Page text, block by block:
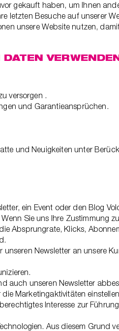
gekauft haben, um Ihnen
letzten Besuche auf unserer
unsere Website nutzen,
versorgen .
und Garantieansprüchen.
und Neuigkeiten unter
ein Event oder den Blog
Sie uns Ihre Zustimmung
Absprungrate, Klicks,
Newsletter an unsere
auch unseren Newsletter
Marketingaktivitäten
Interesse zur
Aus diesem Grund